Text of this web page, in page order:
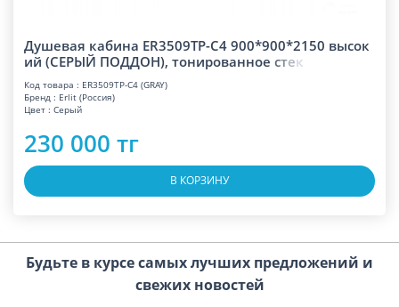
Душевая кабина ER3509TP-C4 900*900*2150 высок
ий (СЕРЫЙ ПОДДОН), тонированное стек
Код товара : ER3509TP-C4 (GRAY)
Бренд : Erlit (Россия)
Цвет : Серый
230 000 тг
В КОРЗИНУ
Будьте в курсе самых лучших предложений и
свежих новостей